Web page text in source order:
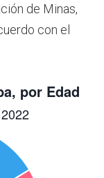
de Minas,
con el